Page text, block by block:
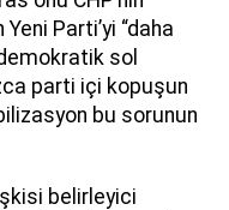
Parti’yi “daha
sol
parti içi kopuşun
bu sorunun
belirleyici